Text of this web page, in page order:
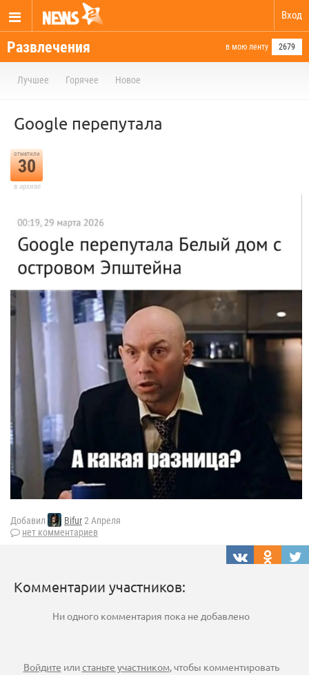
Вход
Развлечения в мою ленту 2679
Лучшее Горячее Новое
Google перепутала
отметили
30
в архиве
Добавил Bifur2 Апреля
нет комментариев
Комментарии участников:
Ни одного комментария пока не добавлено
Войдите илистаньте участником, чтобы комментировать